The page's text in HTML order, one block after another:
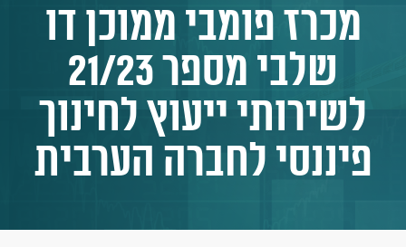
מכרז פומבי ממוכן דו
שלבי מספר 21/23
לשירותי ייעוץ לחינוך
פיננסי לחברה הערבית